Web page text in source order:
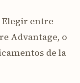
Elegir entre
Advantage, o
de la